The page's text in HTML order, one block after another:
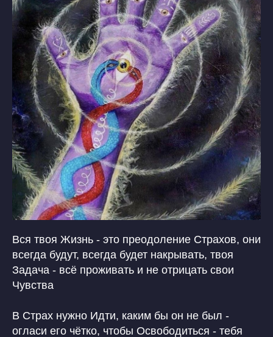
Вся твоя Жизнь - это преодоление Страхов, они
всегда будут, всегда будет накрывать, твоя
Задача - всё проживать и не отрицать свои
Чувства
В Страх нужно Идти, каким бы он не был -
огласи его чётко, чтобы Освободиться - тебя